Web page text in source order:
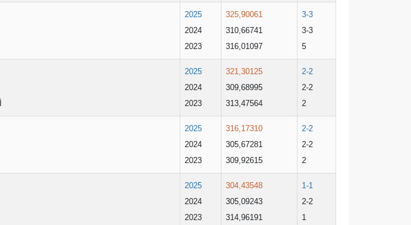
2025
2024
2023
325,90061
310,66741
316,01097
3-3
3-3
5
2025
2024
2023
321,30125
309,68995
313,47564
2-2
2-2
2
2025
2024
2023
316,17310
305,67281
309,92615
2-2
2-2
2
2025
2024
2023
304,43548
305,09243
314,96191
1-1
2-2
1